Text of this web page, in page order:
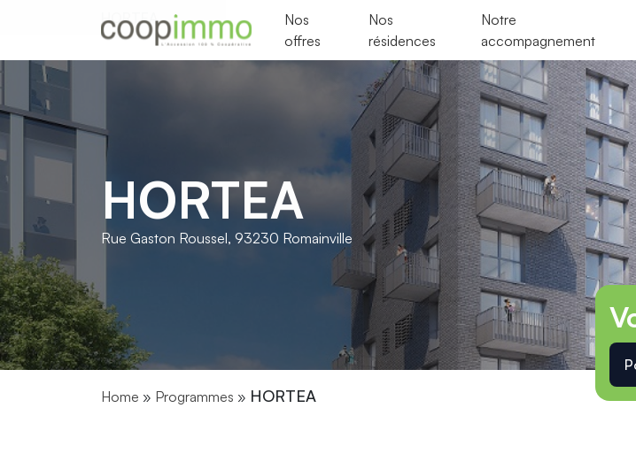
Nos
offres
Nos
résidences
Notre
accompagnement
HORTEA
HORTEA
Rue Gaston Roussel, 93230 Romainville
Home » Programmes » HORTEA